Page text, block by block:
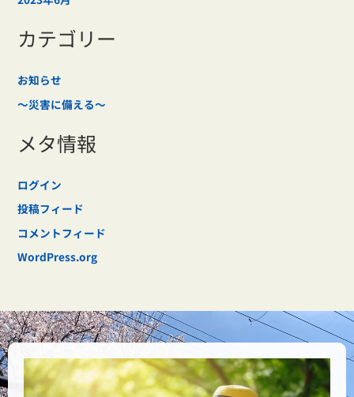
カテゴリー
お知らせ
～災害に備える～
メタ情報
ログイン
投稿フィード
コメントフィード
WordPress.org